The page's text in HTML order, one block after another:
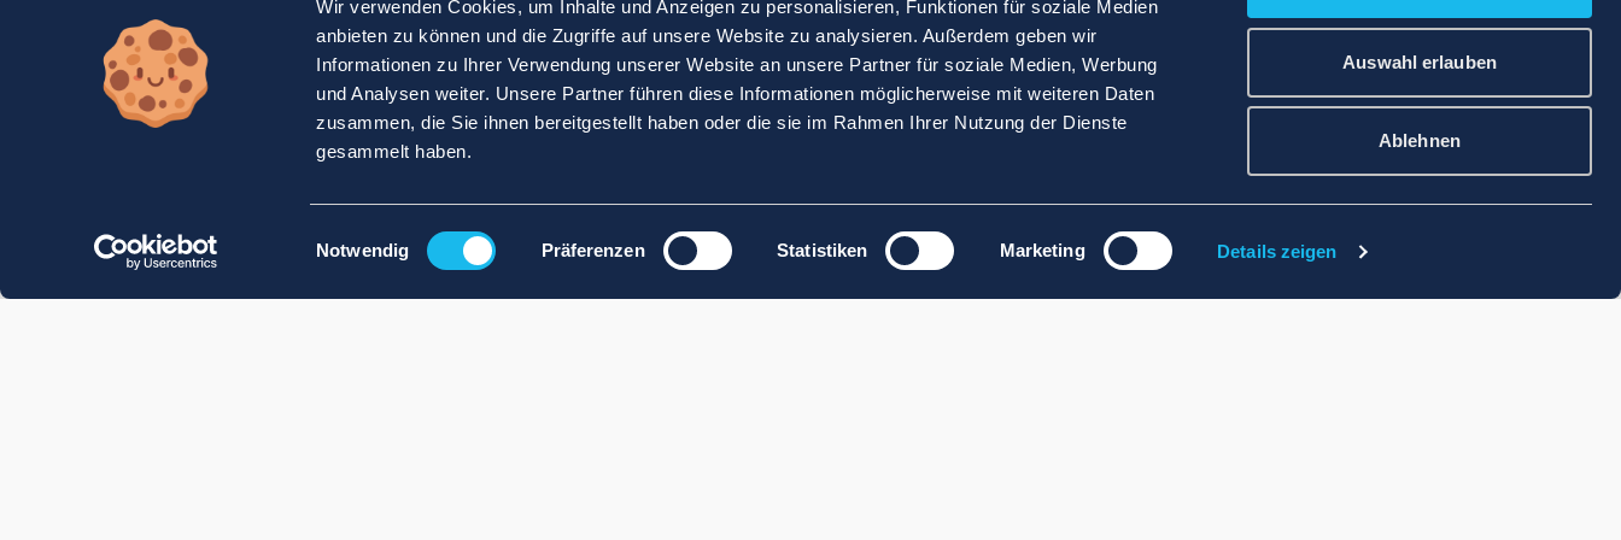
Wir verwenden Cookies, um Inhalte und Anzeigen zu personalisieren, Funktionen für soziale Medien
anbieten zu können und die Zugriffe auf unsere Website zu analysieren. Außerdem geben wir
Informationen zu Ihrer Verwendung unserer Website an unsere Partner für soziale Medien, Werbung
und Analysen weiter. Unsere Partner führen diese Informationen möglicherweise mit weiteren Daten
zusammen, die Sie ihnen bereitgestellt haben oder die sie im Rahmen Ihrer Nutzung der Dienste
gesammelt haben.
Einwilligungsauswahl
Notwendig Präferenzen Statistiken Marketing Details zeigen
Auswahl erlauben
Ablehnen